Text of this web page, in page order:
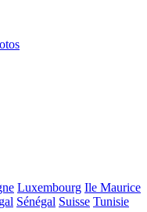
Luxembourg Ile Maurice
Sénégal Suisse Tunisie